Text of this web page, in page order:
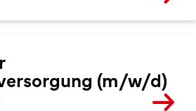
(m/w/d)